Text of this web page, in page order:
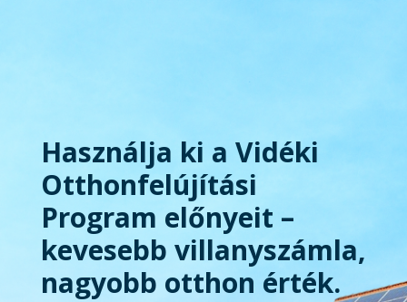
Használja ki a Vidéki
Otthonfelújítási
Program előnyeit –
kevesebb villanyszámla,
nagyobb otthon érték.